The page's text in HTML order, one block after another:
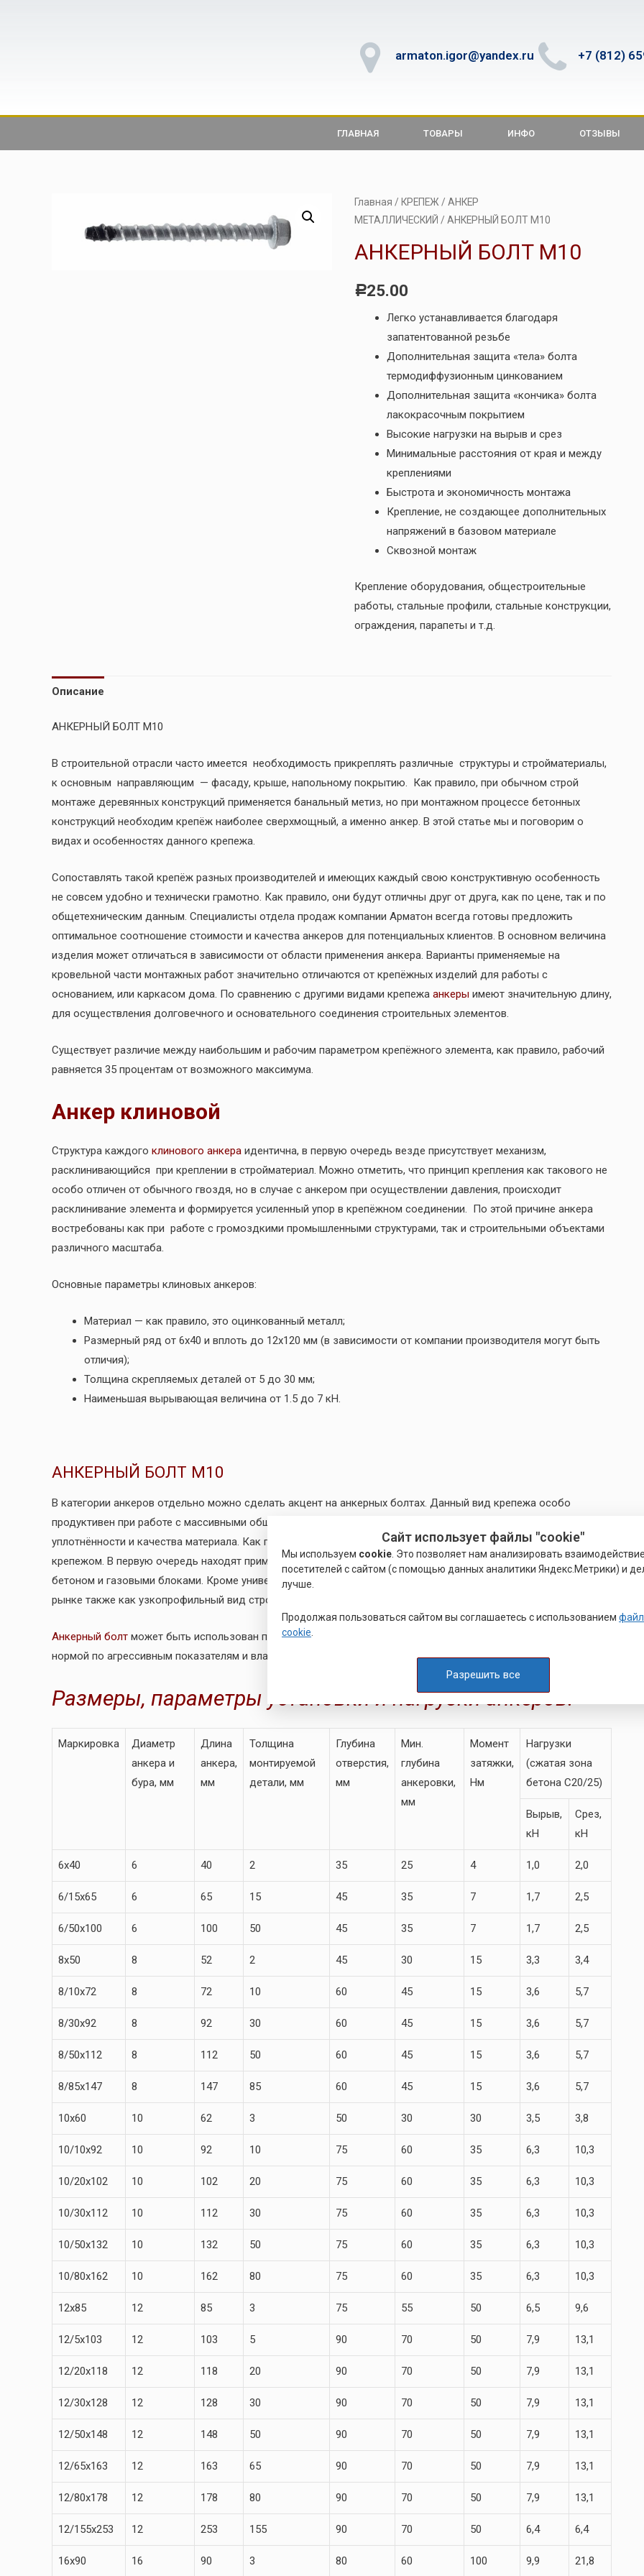
armaton.igor@yandex.ru +7 (812)
ГЛАВНАЯ ТОВАРЫ ИНФО ОТЗЫВЫ
Главная / КРЕПЕЖ / АНКЕР
МЕТАЛЛИЧЕСКИЙ / АНКЕРНЫЙ БОЛТ М10
АНКЕРНЫЙ БОЛТ М10
Р25.00
Легко устанавливается благодаря
запатентованной резьбе
Дополнительная защита «тела» болта
термодиффузионным цинкованием
Дополнительная защита «кончика» болта
лакокрасочным покрытием
Высокие нагрузки на вырыв и срез
Минимальные расстояния от края и между
креплениями
Быстрота и экономичность монтажа
Крепление, не создающее дополнительных
напряжений в базовом материале
Сквозной монтаж
Крепление оборудования, общестроительные
работы, стальные профили, стальные конструкции,
ограждения, парапеты и т.д.
Описание
АНКЕРНЫЙ БОЛТ М10
В строительной отрасли часто имеется необходимость прикреплять различные структуры и стройматериалы,
к основным направляющим — фасаду, крыше, напольному покрытию. Как правило, при обычном строй
монтаже деревянных конструкций применяется банальный метиз, но при монтажном процессе бетонных
конструкций необходим крепёж наиболее сверхмощный, а именно анкер. В этой статье мы и поговорим о
видах и особенностях данного крепежа.
Сопоставлять такой крепёж разных производителей и имеющих каждый свою конструктивную особенность
не совсем удобно и технически грамотно. Как правило, они будут отличны друг от друга, как по цене, так и по
общетехническим данным. Специалисты отдела продаж компании Арматон всегда готовы предложить
оптимальное соотношение стоимости и качества анкеров для потенциальных клиентов. В основном величина
изделия может отличаться в зависимости от области применения анкера. Варианты применяемые на
кровельной части монтажных работ значительно отличаются от крепёжных изделий для работы с
основанием, или каркасом дома. По сравнению с другими видами крепежа анкеры имеют значительную длину,
для осуществления долговечного и основательного соединения строительных элементов.
Существует различие между наибольшим и рабочим параметром крепёжного элемента, как правило, рабочий
равняется 35 процентам от возможного максимума.
Анкер клиновой
Структура каждого клинового анкера идентична, в первую очередь везде присутствует механизм,
расклинивающийся при креплении в стройматериал. Можно отметить, что принцип крепления как такового не
особо отличен от обычного гвоздя, но в случае с анкером при осуществлении давления, происходит
расклинивание элемента и формируется усиленный упор в крепёжном соединении. По этой причине анкера
востребованы как при работе с громоздкими промышленными структурами, так и строительными объектами
различного масштаба.
Основные параметры клиновых анкеров:
Материал — как правило, это оцинкованный металл;
Размерный ряд от 6х40 и вплоть до 12х120 мм (в зависимости от компании производителя могут быть
отличия);
Толщина скрепляемых деталей от 5 до 30 мм;
Наименьшая вырывающая величина от 1.5 до 7 кН.
АНКЕРНЫЙ БОЛТ М10
В категории анкеров отдельно можно сделать акцент на анкерных болтах. Данный вид крепежа особо
продуктивен при работе с массивными общестроительными структурами и каркасами различной
уплотнённости и качества материала. Как правило,
анкерные болтыявляются многофункциональным
крепежом. В первую очередь находят применение при работе с бетонным материалом, а также с пенистым
бетоном и газовыми блоками. Кроме универсального назначения такой крепёж может быть представлен на
рынке также как узкопрофильный вид строительных метизов для реализации спецмонтажа.
Анкерный болт может быть использован помимо штатных условий также и на объектах с превышенной
нормой по агрессивным показателям и влажностью.
Размеры, параметры установки и нагрузки анкеров.
Маркировка
Диаметр
анкера и
бура, мм
Длина
анкера,
мм
Толщина
монтируемой
детали, мм
Глубина
отверстия,
мм
Мин.
глубина
анкеровки,
мм
Момент
затяжки,
Нм
Нагрузки
(сжатая зона
бетона С20/25)
Вырыв,
кН
Срез,
кН
6х40 6 40 2 35 25 4 1,0 2,0
6/15х65 6 65 15 45 35 7 1,7 2,5
6/50х100 6 100 50 45 35 7 1,7 2,5
8х50 8 52 2 45 30 15 3,3 3,4
8/10х72 8 72 10 60 45 15 3,6 5,7
8/30х92 8 92 30 60 45 15 3,6 5,7
8/50х112 8 112 50 60 45 15 3,6 5,7
8/85х147 8 147 85 60 45 15 3,6 5,7
10х60 10 62 3 50 30 30 3,5 3,8
10/10х92 10 92 10 75 60 35 6,3 10,3
10/20х102 10 102 20 75 60 35 6,3 10,3
10/30х112 10 112 30 75 60 35 6,3 10,3
10/50х132 10 132 50 75 60 35 6,3 10,3
10/80х162 10 162 80 75 60 35 6,3 10,3
12х85 12 85 3 75 55 50 6,5 9,6
12/5х103 12 103 5 90 70 50 7,9 13,1
12/20х118 12 118 20 90 70 50 7,9 13,1
12/30х128 12 128 30 90 70 50 7,9 13,1
12/50х148 12 148 50 90 70 50 7,9 13,1
12/65х163 12 163 65 90 70 50 7,9 13,1
12/80х178 12 178 80 90 70 50 7,9 13,1
12/155х253 12 253 155 90 70 50 6,4 6,4
16х90 16 90 3 80 60 100 9,9 21,8
Сайт использует файлы "cookie"
Мы используем cookie . Это позволяет нам анализировать
посетителей с сайтом (с помощью данных аналитики Яндекс.Метрики) и
лучше.
Продолжая пользоваться сайтом вы соглашаетесь с использованием
cookie
Разрешить все